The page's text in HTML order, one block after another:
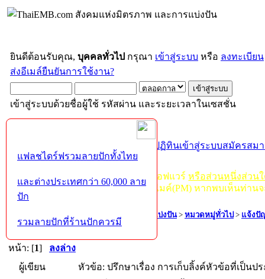
ยินดีต้อนรับคุณ, บุคคลทั่วไป กรุณา เข้าสู่ระบบ หรือ ลงทะเบียน
ส่งอีเมล์ยืนยันการใช้งาน?
เข้าสู่ระบบด้วยชื่อผู้ใช้ รหัสผ่าน และระยะเวลาในเซสชั่น
ปฏิทินเข้าสู่ระบบสมัครสม
กฏ-กติกา :ห้ามจำหน่าย, จ่ายแจก ซอฟแวร์หรือส่วนหนึ่งส่วน
ไม่ว่าจะเป็นทางหน้าบอร์ด หรือหลังไมค์(PM) หากพบเห็นท่าน
ThaiEMB.com สังคมแห่งมิตรภาพ และการแบ่งปัน> หมวดหมู่ทั่วไป> แจ้งปั
เป็นประโยชน์ในบอร์ด
หน้า: [1] ลงล่าง
ผู้เขียน
หัวข้อ: ปรึกษาเรื่อง การเก็บลิ้งค์หัวข้อที่เป็นป
แฟลชไดร์ฟรวมลายปักทั้งไทย
และต่างประเทศกว่า 60,000 ลาย
ปัก
รวมลายปักที่ร้านปักควรมี